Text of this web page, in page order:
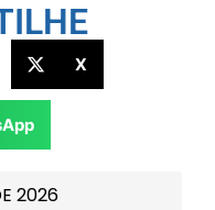
2026
X